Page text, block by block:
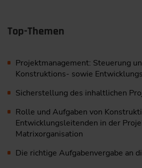
Top-Themen
Projektmanagement: Steuerung
Konstruktions- sowie
Sicherstellung des inhaltlichen
Rolle und Aufgaben von
Entwicklungsleitenden in der
Matrixorganisation
Die richtige Aufgabenvergabe an